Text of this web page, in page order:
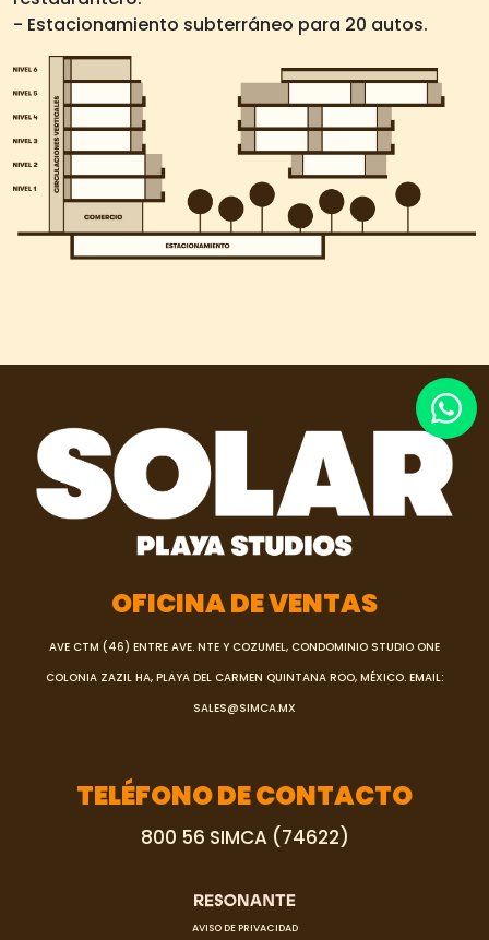
- Estacionamiento subterráneo para 20 autos.
OFICINA DE VENTAS
AVE CTM (46) ENTRE AVE. NTE Y COZUMEL, CONDOMINIO STUDIO ONE
COLONIA ZAZIL HA, PLAYA DEL CARMEN QUINTANA ROO, MÉXICO.EMAIL:
SALES@SIMCA.MX
TELÉFONO DE CONTACTO
800 56 SIMCA (74622)
AVISO DE PRIVACIDAD